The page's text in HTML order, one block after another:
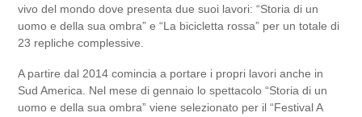
vivo del mondo dove presenta due suoi lavori: “Storia di un
uomo e della sua ombra” e “La bicicletta rossa” per un totale di
23 repliche complessive.
A partire dal 2014 comincia a portare i propri lavori anche in
Sud America. Nel mese di gennaio lo spettacolo “Storia di un
uomo e della sua ombra” viene selezionato per il “Festival A